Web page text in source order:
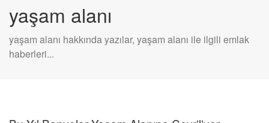
yaşam alanı
yaşam alanı hakkında yazılar, yaşam alanı ile ilgili emlak
haberleri...